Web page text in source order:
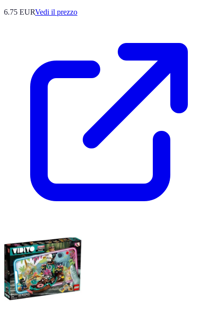
6.75 EURVedi il prezzo